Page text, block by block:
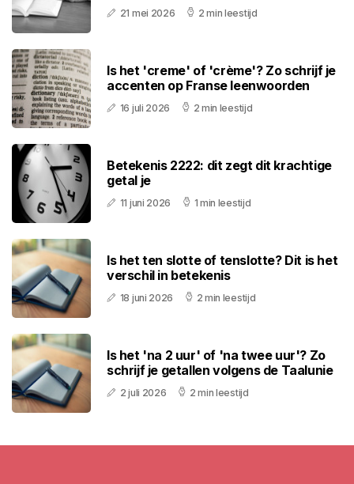
21 mei 2026 2 min leestijd
Is het 'creme' of 'crème'? Zo schrijf je
accenten op Franse leenwoorden
16 juli 2026 2 min leestijd
Betekenis 2222: dit zegt dit krachtige
getal je
11 juni 2026 1 min leestijd
Is het ten slotte of tenslotte? Dit is het
verschil in betekenis
18 juni 2026 2 min leestijd
Is het 'na 2 uur' of 'na twee uur'? Zo
schrijf je getallen volgens de Taalunie
2 juli 2026 2 min leestijd